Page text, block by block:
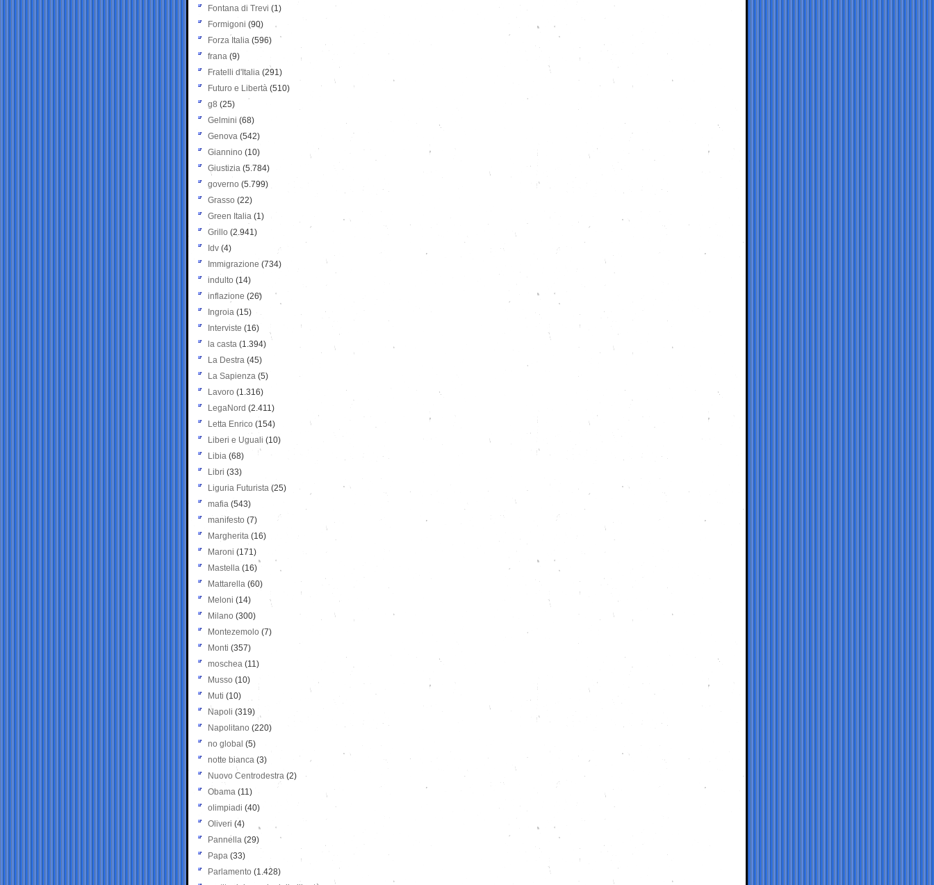
Fontana di Trevi (1)
Formigoni (90)
Forza Italia (596)
frana (9)
Fratelli d'Italia (291)
Futuro e Libertà (510)
g8 (25)
Gelmini (68)
Genova (542)
Giannino (10)
Giustizia (5.784)
governo (5.799)
Grasso (22)
Green Italia (1)
Grillo (2.941)
Idv (4)
Immigrazione (734)
indulto (14)
inflazione (26)
Ingroia (15)
Interviste (16)
la casta (1.394)
La Destra (45)
La Sapienza (5)
Lavoro (1.316)
LegaNord (2.411)
Letta Enrico (154)
Liberi e Uguali (10)
Libia (68)
Libri (33)
Liguria Futurista (25)
mafia (543)
manifesto (7)
Margherita (16)
Maroni (171)
Mastella (16)
Mattarella (60)
Meloni (14)
Milano (300)
Montezemolo (7)
Monti (357)
moschea (11)
Musso (10)
Muti (10)
Napoli (319)
Napolitano (220)
no global (5)
notte bianca (3)
Nuovo Centrodestra (2)
Obama (11)
olimpiadi (40)
Oliveri (4)
Pannella (29)
Papa (33)
Parlamento (1.428)